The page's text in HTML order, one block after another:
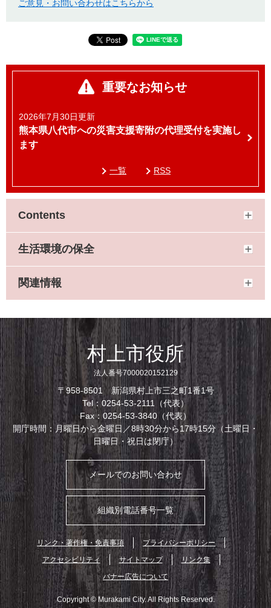
ご意見・お問い合わせはこちらから
重要なお知らせ
2026年7月30日更新
熊本県八代市への災害支援寄附の代理受付を実施し
ます
一覧 RSS
Contents
生活環境の保全
関連情報
村上市役所
法人番号7000020152129
〒958-8501 新潟県村上市三之町1番1号
Tel：0254-53-2111（代表）
Fax：0254-53-3840（代表）
開庁時間：月曜日から金曜日／8時30分から17時15分（土曜日・
日曜日・祝日は閉庁）
メールでのお問い合わせ
組織別電話番号一覧
リンク・著作権・免責事項
プライバシーポリシー
アクセシビリティ
サイトマップ
リンク集
バナー広告について
Copyright © Murakami City. All Rights Reserved.